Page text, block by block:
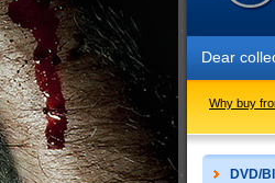
Dear collectors, we
Why buy
DVD/